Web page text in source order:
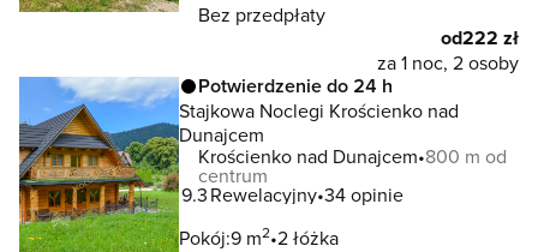
Bez przedpłaty
od222 zł
za 1 noc, 2 osoby
Potwierdzenie do 24 h
Stajkowa Noclegi Krościenko nad
Dunajcem
Krościenko nad Dunajcem 800 m od
centrum
9.3Rewelacyjny 34 opinie
Pokój:9 m2 2 łóżka